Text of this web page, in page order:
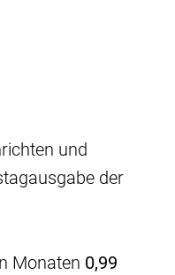
und
der
Monaten 0,99